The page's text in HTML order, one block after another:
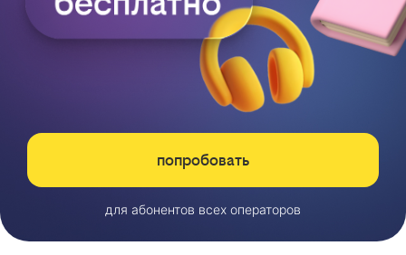
попробовать
для абонентов всех операторов